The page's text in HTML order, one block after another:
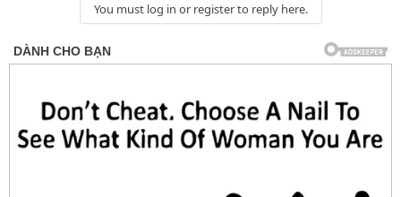
You must log in or register to reply here.